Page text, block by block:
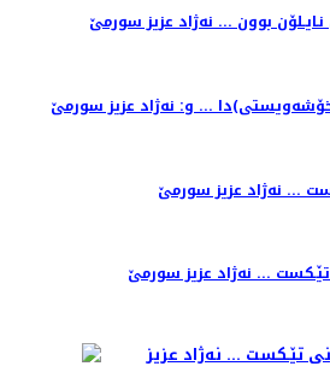
بوون ... نه‌ژاد عزیز سورمێ
... و: نه‌ژاد عزیز سورمێ
... نه‌ژاد عزیز سورمێ
... نه‌ژاد عزیز سورمێ